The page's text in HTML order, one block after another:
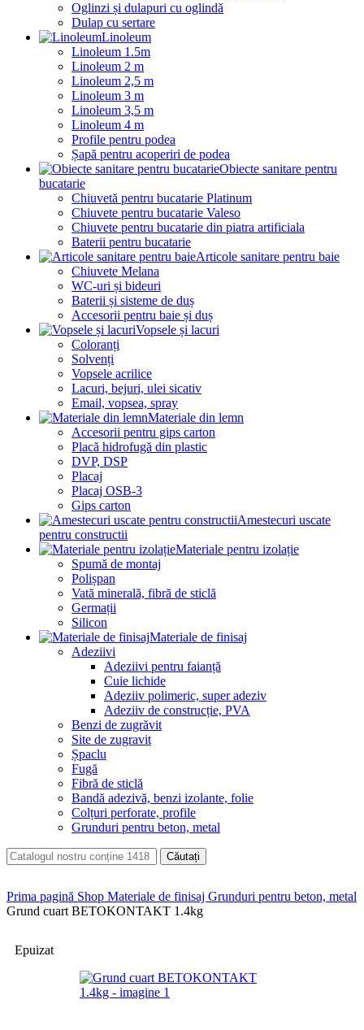
Oglinzi și dulapuri cu oglindă
Dulap cu sertare
Linoleum
Linoleum 1.5m
Linoleum 2 m
Linoleum 2,5 m
Linoleum 3 m
Linoleum 3,5 m
Linoleum 4 m
Profile pentru podea
Șapă pentru acoperiri de podea
Obiecte sanitare pentru
bucatarie
Chiuvetă pentru bucatarie Platinum
Chiuvete pentru bucatarie Valeso
Chiuvete pentru bucatarie din piatra artificiala
Baterii pentru bucatarie
Articole sanitare pentru baie
Chiuvete Melana
WC-uri și bideuri
Baterii și sisteme de duș
Accesorii pentru baie și duș
Vopsele și lacuri
Coloranți
Solvenți
Vopsele acrilice
Lacuri, bejuri, ulei sicativ
Email, vopsea, spray
Materiale din lemn
Accesorii pentru gips carton
Placă hidrofugă din plastic
DVP, DSP
Placaj
Placaj OSB-3
Gips carton
Amestecuri uscate
pentru constructii
Materiale pentru izolație
Spumă de montaj
Polișpan
Vată minerală, fibră de sticlă
Germații
Silicon
Materiale de finisaj
Adeziivi
Adeziivi pentru faianță
Cuie lichide
Adeziiv polimeric, super adeziv
Adeziiv de construcție, PVA
Benzi de zugrăvit
Site de zugravit
Șpaclu
Fugă
Fibră de sticlă
Bandă adezivă, benzi izolante, folie
Colțuri perforate, profile
Grunduri pentru beton, metal
Căutați
Prima pagină Shop Materiale de finisaj Grunduri pentru beton, metal
Grund cuart BETOKONTAKT 1.4kg
Epuizat